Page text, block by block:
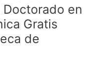
Doctorado en
Gratis
de